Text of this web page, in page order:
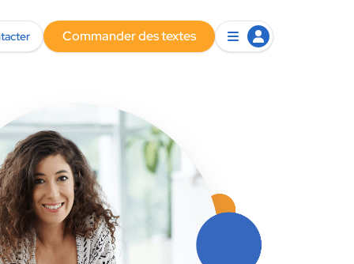
Commander des textes